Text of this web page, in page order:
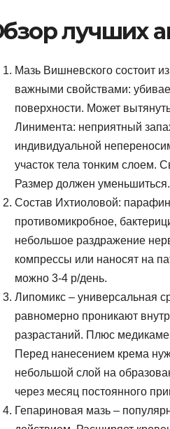
лучших
Мазь Вишневского состоит
важными свойствами:
поверхности. Может
Линимента: неприятный
индивидуальной
участок тела тонким слоем.
Размер должен
Состав Ихтиоловой:
противомикробное,
небольшое раздражение
компрессы или наносят на
можно 3-4 р/день.
Липомикс – универсальная
равномерно проникают
разрастаний. Плюс
Перед нанесением крема
небольшой слой на
через месяц постоянного
Гепариновая мазь –